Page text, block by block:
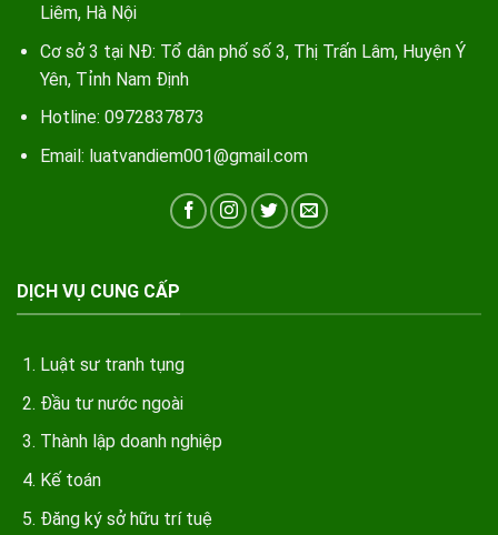
Liêm, Hà Nội
Cơ sở 3 tại NĐ: Tổ dân phố số 3, Thị Trấn Lâm, Huyện Ý
Yên, Tỉnh Nam Định
Hotline: 0972837873
Email: luatvandiem001@gmail.com
DỊCH VỤ CUNG CẤP
Luật sư tranh tụng
Đầu tư nước ngoài
Thành lập doanh nghiệp
Kế toán
Đăng ký sở hữu trí tuệ